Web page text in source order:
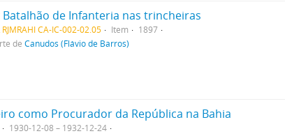
Batalhão de Infanteria nas trincheiras
RJMRAHI CA-IC-002-02.05 Item
1897
deCanudos (Flávio de Barros)
como Procurador da República na Bahia
1930-12-08 – 1932-12-24